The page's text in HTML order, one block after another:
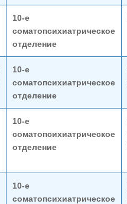
10-е
соматопсихиатрическое
отделение
10-е
соматопсихиатрическое
отделение
10-е
соматопсихиатрическое
отделение
10-е
соматопсихиатрическое